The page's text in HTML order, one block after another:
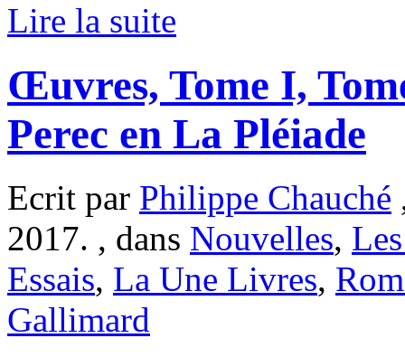
Lire la suite
Œuvres, Tome I,
Perec en La Pléiade
Ecrit par Philippe Chauché
2017. , dans Nouvelles,
Essais, La Une Livres,
Gallimard